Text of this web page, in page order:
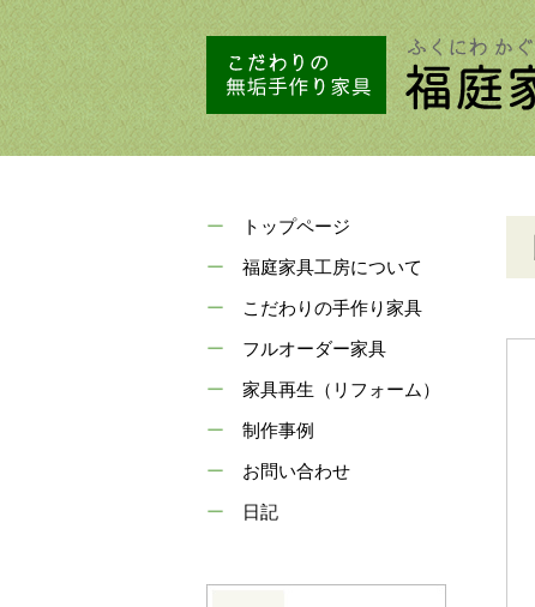
トップページ
福庭家具工房について
こだわりの手作り家具
フルオーダー家具
家具再生（リフォーム）
制作事例
お問い合わせ
日記